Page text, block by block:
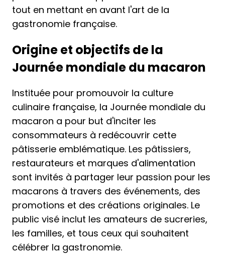
tout en mettant en avant l'art de la
gastronomie française.
Origine et objectifs de la
Journée mondiale du macaron
Instituée pour promouvoir la culture
culinaire française, la Journée mondiale du
macaron a pour but d'inciter les
consommateurs à redécouvrir cette
pâtisserie emblématique. Les pâtissiers,
restaurateurs et marques d'alimentation
sont invités à partager leur passion pour les
macarons à travers des événements, des
promotions et des créations originales. Le
public visé inclut les amateurs de sucreries,
les familles, et tous ceux qui souhaitent
célébrer la gastronomie.